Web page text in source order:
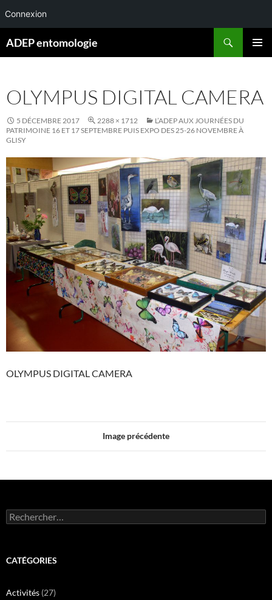
Connexion
auADEP entomologie
OLYMPUS DIGITAL CAMERA
5 DÉCEMBRE 2017 2288 × 1712
L’ADEP AUX JOURNÉES DU
PATRIMOINE 16 ET 17 SEPTEMBRE PUIS EXPO DES 25-26 NOVEMBRE À
GLISY
OLYMPUS DIGITAL CAMERA
Image précédente
Rechercher :
CATÉGORIES
Activités (27)